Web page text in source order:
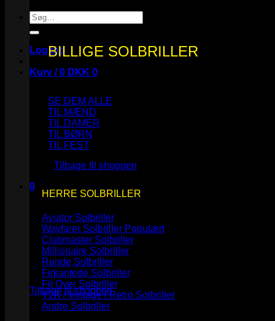
Søg
efter:
Log ind
Kurv /0 DKK 0
Ingen varer i kurven.
Tilbage til shoppen
0
Kurv
Ingen varer i kurven.
Tilbage til shoppen
BILLIGE SOLBRILLER
SE DEM ALLE
TIL MÆND
TIL DAMER
TIL BØRN
TIL FEST
HERRE SOLBRILLER
Aviator Solbriller
Wayfarer Solbriller
Clubmaster Solbriller
Millionaire Solbriller
Runde Solbriller
Firkantede Solbriller
Fit Over Solbriller
Y2K / Vintage / Retro Solbriller
Andre Solbriller